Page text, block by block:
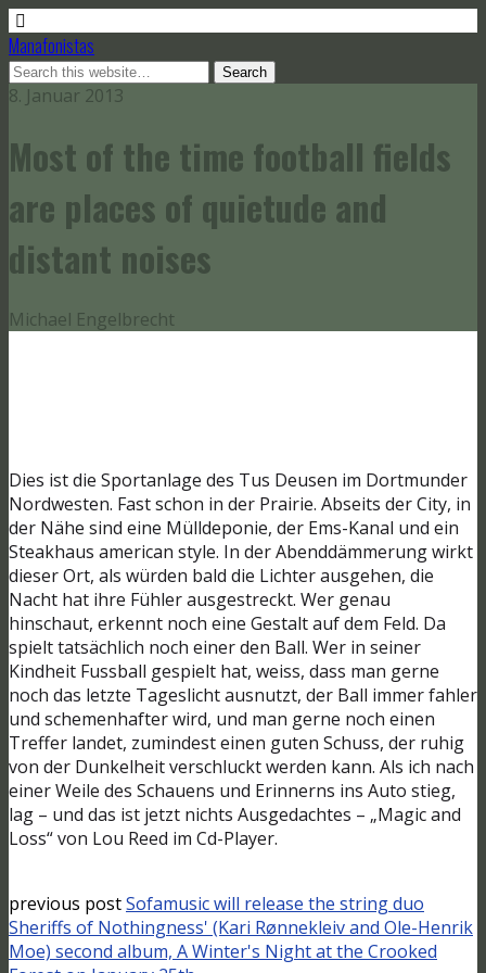
Manafonistas
8. Januar 2013
Most of the time football fields
are places of quietude and
distant noises
Michael Engelbrecht
Dies ist die Sportanlage des Tus Deusen im Dortmunder
Nordwesten. Fast schon in der Prairie. Abseits der City, in
der Nähe sind eine Mülldeponie, der Ems-Kanal und ein
Steakhaus american style. In der Abenddämmerung wirkt
dieser Ort, als würden bald die Lichter ausgehen, die
Nacht hat ihre Fühler ausgestreckt. Wer genau
hinschaut, erkennt noch eine Gestalt auf dem Feld. Da
spielt tatsächlich noch einer den Ball. Wer in seiner
Kindheit Fussball gespielt hat, weiss, dass man gerne
noch das letzte Tageslicht ausnutzt, der Ball immer fahler
und schemenhafter wird, und man gerne noch einen
Treffer landet, zumindest einen guten Schuss, der ruhig
von der Dunkelheit verschluckt werden kann. Als ich nach
einer Weile des Schauens und Erinnerns ins Auto stieg,
lag – und das ist jetzt nichts Ausgedachtes – „Magic and
Loss“ von Lou Reed im Cd-Player.
previous postSofamusic will release the string duo
Sheriffs of Nothingness' (Kari Rønnekleiv and Ole-Henrik
Moe) second album, A Winter's Night at the Crooked